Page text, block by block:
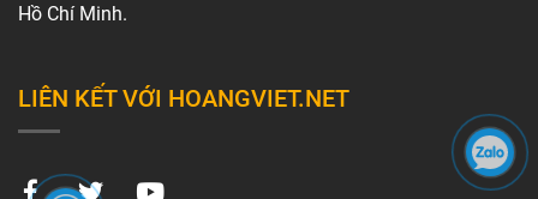
Hồ Chí Minh.
LIÊN KẾT VỚI HOANGVIET.NET